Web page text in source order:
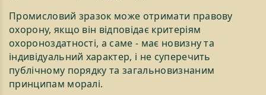
Промисловий зразок може отримати правову
охорону, якщо він відповідає критеріям
охороноздатності, а саме - має новизну та
індивідуальний характер, і не суперечить
публічному порядку та загальновизнаним
принципам моралі.